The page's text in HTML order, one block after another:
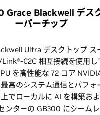
Grace Blackwell デス
ーパーチップ
Ultra デスクトップ ス
C2C 相互接続を使用し
を高性能な 72 コア
高のシステム通信とパフォ
でローカルに AI を構築およ
ンターの GB300 にシーム